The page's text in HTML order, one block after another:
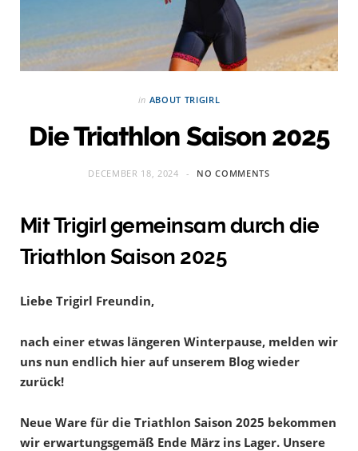
in ABOUT TRIGIRL
Die Triathlon Saison 2025
DECEMBER 18, 2024 NO COMMENTS
Mit Trigirl gemeinsam durch die
Triathlon Saison 2025
Liebe Trigirl Freundin,
nach einer etwas längeren Winterpause, melden wir
uns nun endlich hier auf unserem Blog wieder
zurück!
Neue Ware für die Triathlon Saison 2025 bekommen
wir erwartungsgemäß Ende März ins Lager. Unsere